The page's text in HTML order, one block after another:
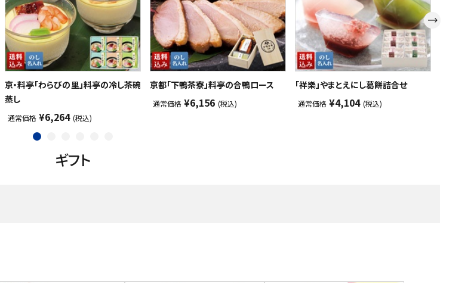
京・料亭「わらびの里」料亭の冷し茶碗
蒸し
通常価格 ¥6,264 (税込)
京都「下鴨茶寮」料亭の合鴨ロース
通常価格 ¥6,156 (税込)
「祥樂」やまとえにし葛餅詰合せ
通常価格 ¥4,104 (税込)
ギフト